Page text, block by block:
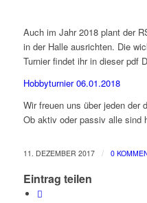
Auch im Jahr 2018 plant der
in der Halle ausrichten. Die
Turnier findet ihr in dieser pdf
Hobbyturnier 06.01.2018
Wir freuen uns über jeden der
Ob aktiv oder passiv alle sind
11. DEZEMBER 2017 / 0
Eintrag teilen